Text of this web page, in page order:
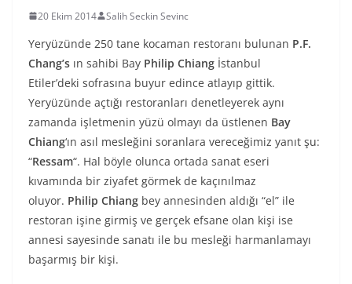
20 Ekim 2014 Salih Seckin Sevinc
Yeryüzünde 250 tane kocaman restoranı bulunan P.F.
Chang’s ın sahibi Bay Philip Chiang İstanbul
Etiler’deki sofrasına buyur edince atlayıp gittik.
Yeryüzünde açtığı restoranları denetleyerek aynı
zamanda işletmenin yüzü olmayı da üstlenen Bay
Chiang‘ın asıl mesleğini soranlara vereceğimiz yanıt şu:
“Ressam“. Hal böyle olunca ortada sanat eseri
kıvamında bir ziyafet görmek de kaçınılmaz
oluyor. Philip Chiang bey annesinden aldığı “el” ile
restoran işine girmiş ve gerçek efsane olan kişi ise
annesi sayesinde sanatı ile bu mesleği harmanlamayı
başarmış bir kişi.